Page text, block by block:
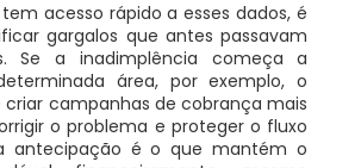
acesso rápido a esses dados, é
gargalos que antes passavam
Se a inadimplência começa a
área, por exemplo, o
criar campanhas de cobrança mais
o problema e proteger o fluxo
antecipação é o que mantém o